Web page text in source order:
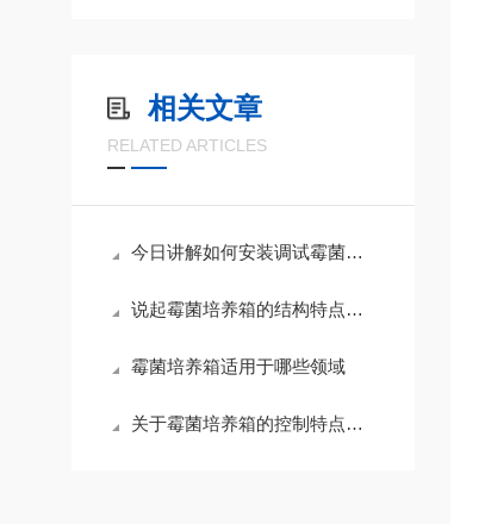
相关文章
RELATED ARTICLES
今日讲解如何安装调试霉菌培养箱
说起霉菌培养箱的结构特点你有什么看法呢？
霉菌培养箱适用于哪些领域
关于霉菌培养箱的控制特点你怎么看呢？